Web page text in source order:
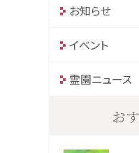
お知らせ
イベント
霊園ニュース
お